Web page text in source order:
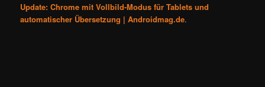
Update: Chrome mit Vollbild-Modus für Tablets und
automatischer Übersetzung | Androidmag.de.